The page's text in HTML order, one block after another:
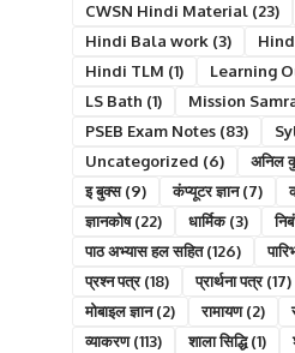
CWSN Hindi Material(23)
Hindi Bala work(3)
Hindi TLM (1) Learning
LS Bath (1) Mission
PSEB Exam Notes(83)
Uncategorized (6) अनिल
इ बुक्स(9) कंप्यूटर ज्ञान(7)
ज्ञानकोष(22) धार्मिक(3)
पाठ अभ्यास हल सहित(126)
प्रश्न पत्र(18) प्रार्थना पत्र(17)
मोबाइल ज्ञान(2) रामायण(2)
व्याकरण(113) शाला सिद्धि(1)